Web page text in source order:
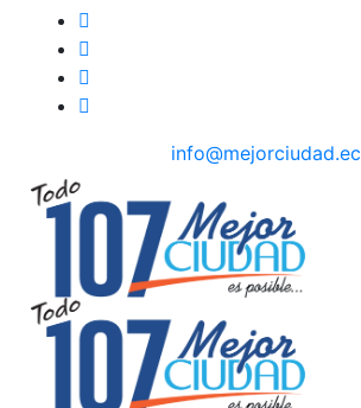
info@mejorciudad.ec